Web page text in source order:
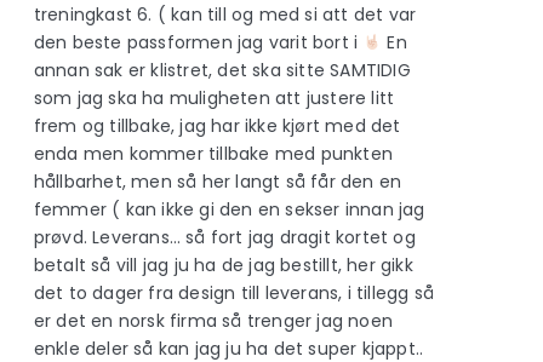
treningkast 6. ( kan till og med si att det var
den beste passformen jag varit bort i
En
annan sak er klistret, det ska sitte SAMTIDIG
som jag ska ha muligheten att justere litt
frem og tillbake, jag har ikke kjørt med det
enda men kommer tillbake med punkten
hållbarhet, men så her langt så får den en
femmer ( kan ikke gi den en sekser innan jag
prøvd. Leverans… så fort jag dragit kortet og
betalt så vill jag ju ha de jag bestillt, her gikk
det to dager fra design till leverans, i tillegg så
er det en norsk firma så trenger jag noen
enkle deler så kan jag ju ha det super kjappt..